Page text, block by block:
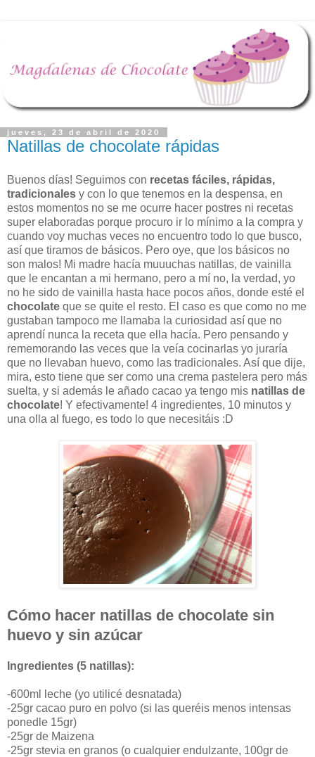
jueves, 23 de abril de 2020
Natillas de chocolate rápidas
Buenos días! Seguimos con recetas fáciles, rápidas,
tradicionales y con lo que tenemos en la despensa, en
estos momentos no se me ocurre hacer postres ni recetas
super elaboradas porque procuro ir lo mínimo a la compra y
cuando voy muchas veces no encuentro todo lo que busco,
así que tiramos de básicos. Pero oye, que los básicos no
son malos! Mi madre hacía muuuchas natillas, de vainilla
que le encantan a mi hermano, pero a mí no, la verdad, yo
no he sido de vainilla hasta hace pocos años, donde esté el
chocolate que se quite el resto. El caso es que como no me
gustaban tampoco me llamaba la curiosidad así que no
aprendí nunca la receta que ella hacía. Pero pensando y
rememorando las veces que la veía cocinarlas yo juraría
que no llevaban huevo, como las tradicionales. Así que dije,
mira, esto tiene que ser como una crema pastelera pero más
suelta, y si además le añado cacao ya tengo mis natillas de
chocolate! Y efectivamente! 4 ingredientes, 10 minutos y
una olla al fuego, es todo lo que necesitáis :D
Cómo hacer natillas de chocolate sin
huevo y sin azúcar
Ingredientes (5 natillas):
-600ml leche (yo utilicé desnatada)
-25gr cacao puro en polvo (si las queréis menos intensas
ponedle 15gr)
-25gr de Maizena
-25gr stevia en granos (o cualquier endulzante, 100gr de